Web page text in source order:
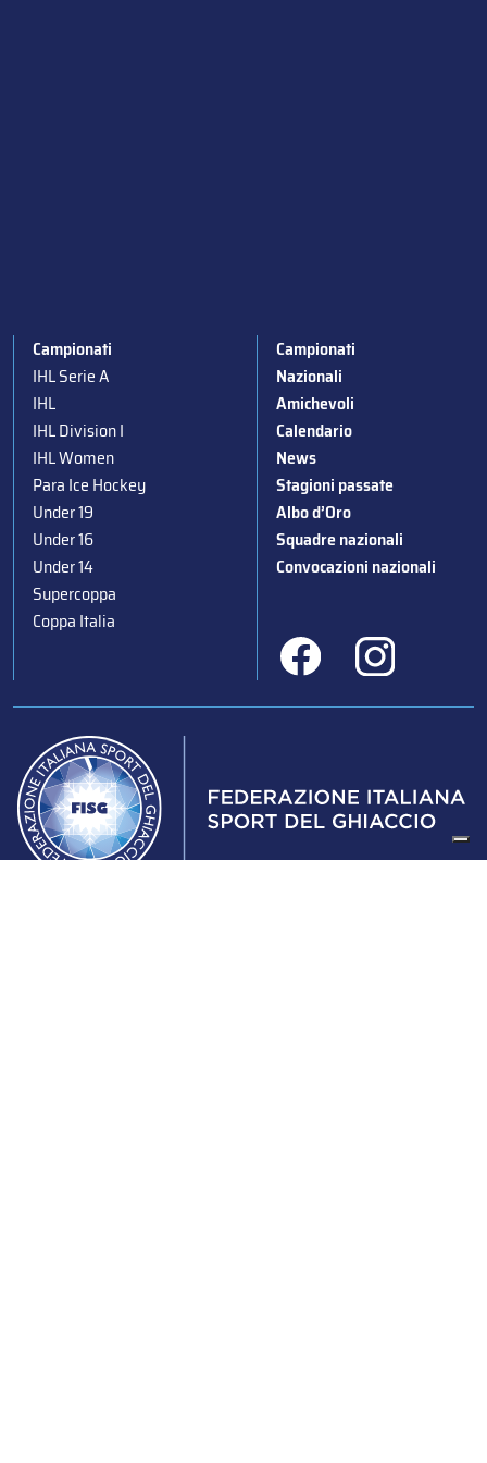
Campionati
IHL Serie A
IHL
IHL Division I
IHL Women
Para Ice Hockey
Under 19
Under 16
Under 14
Supercoppa
Coppa Italia
Campionati
Nazionali
Amichevoli
Calendario
News
Stagioni passate
Albo d’Oro
Squadre nazionali
Convocazioni nazionali